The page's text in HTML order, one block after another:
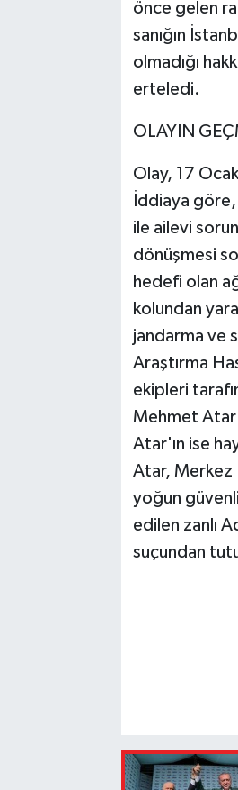
önce gelen
sanığın
olmadığı
erteledi.
OLAYIN
Olay, 17
İddiaya
ile ailevi
dönüşmesi
hedefi olan
kolundan
jandarma ve
Araştırma
ekipleri
Mehmet Atar
Atar'ın ise
Atar, Merkez
yoğun
edilen zanlı
suçundan